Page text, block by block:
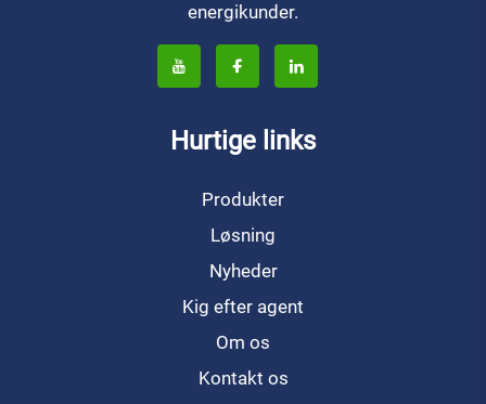
energikunder.
Hurtige links
Produkter
Løsning
Nyheder
Kig efter agent
Om os
Kontakt os